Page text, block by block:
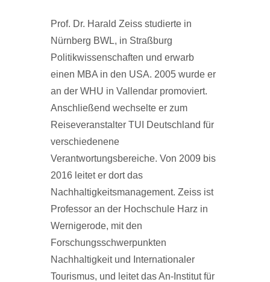
Prof. Dr. Harald Zeiss studierte in
Nürnberg BWL, in Straßburg
Politikwissenschaften und erwarb
einen MBA in den USA. 2005 wurde er
an der WHU in Vallendar promoviert.
Anschließend wechselte er zum
Reiseveranstalter TUI Deutschland für
verschiedenene
Verantwortungsbereiche. Von 2009 bis
2016 leitet er dort das
Nachhaltigkeitsmanagement. Zeiss ist
Professor an der Hochschule Harz in
Wernigerode, mit den
Forschungsschwerpunkten
Nachhaltigkeit und Internationaler
Tourismus, und leitet das An-Institut für